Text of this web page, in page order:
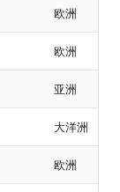
欧洲
欧洲
亚洲
大洋洲
欧洲